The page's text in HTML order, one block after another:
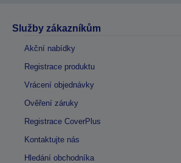
Služby zákazníkům
Akční nabídky
Registrace produktu
Vrácení objednávky
Ověření záruky
Registrace CoverPlus
Kontaktujte nás
Hledání obchodníka